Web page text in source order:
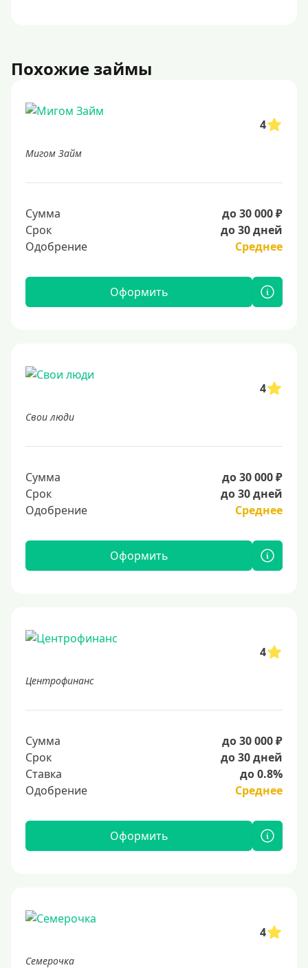
Похожие займы
4
Мигом Займ
Сумма
до 30 000 ₽
Срок
до 30 дней
Одобрение
Среднее
Оформить
4
Свои люди
Сумма
до 30 000 ₽
Срок
до 30 дней
Одобрение
Среднее
Оформить
4
Центрофинанс
Сумма
до 30 000 ₽
Срок
до 30 дней
Ставка
до 0.8%
Одобрение
Среднее
Оформить
4
Семерочка